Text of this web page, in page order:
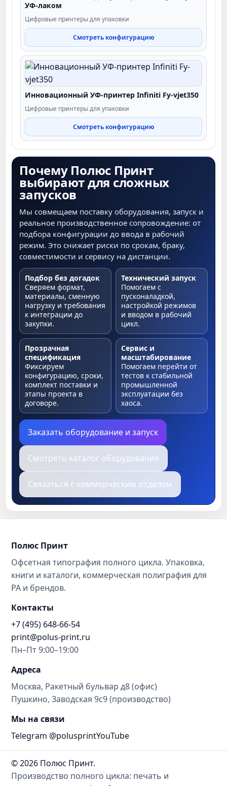
УФ-лаком
Цифровые принтеры для упаковки
Смотреть конфигурацию
Инновационный УФ-принтер Infiniti Fy-vjet350
Цифровые принтеры для упаковки
Смотреть конфигурацию
Почему Полюс Принт
выбирают для сложных
запусков
Мы совмещаем поставку оборудования, запуск и
реальное производственное сопровождение: от
подбора конфигурации до ввода в рабочий
режим. Это снижает риски по срокам, браку,
совместимости и сервису на дистанции.
Подбор без догадок
Сверяем формат,
материалы, сменную
нагрузку и требования
к интеграции до
закупки.
Технический запуск
Помогаем с
пусконаладкой,
настройкой режимов
и вводом в рабочий
цикл.
Прозрачная
спецификация
Фиксируем
конфигурацию, сроки,
комплект поставки и
этапы проекта в
договоре.
Сервис и
масштабирование
Помогаем перейти от
тестов к стабильной
промышленной
эксплуатации без
хаоса.
Заказать оборудование и запуск
Смотреть каталог оборудования
Связаться с коммерческим отделом
Полюс Принт
Офсетная типография полного цикла. Упаковка,
книги и каталоги, коммерческая полиграфия для
РА и брендов.
Контакты
+7 (495) 648-66-54
print@polus-print.ru
Пн–Пт 9:00–19:00
Адреса
Москва, Ракетный бульвар д8 (офис)
Пушкино, Заводская 9с9 (производство)
Мы на связи
Telegram @polusprintYouTube
© 2026 Полюс Принт.
Производство полного цикла: печать и